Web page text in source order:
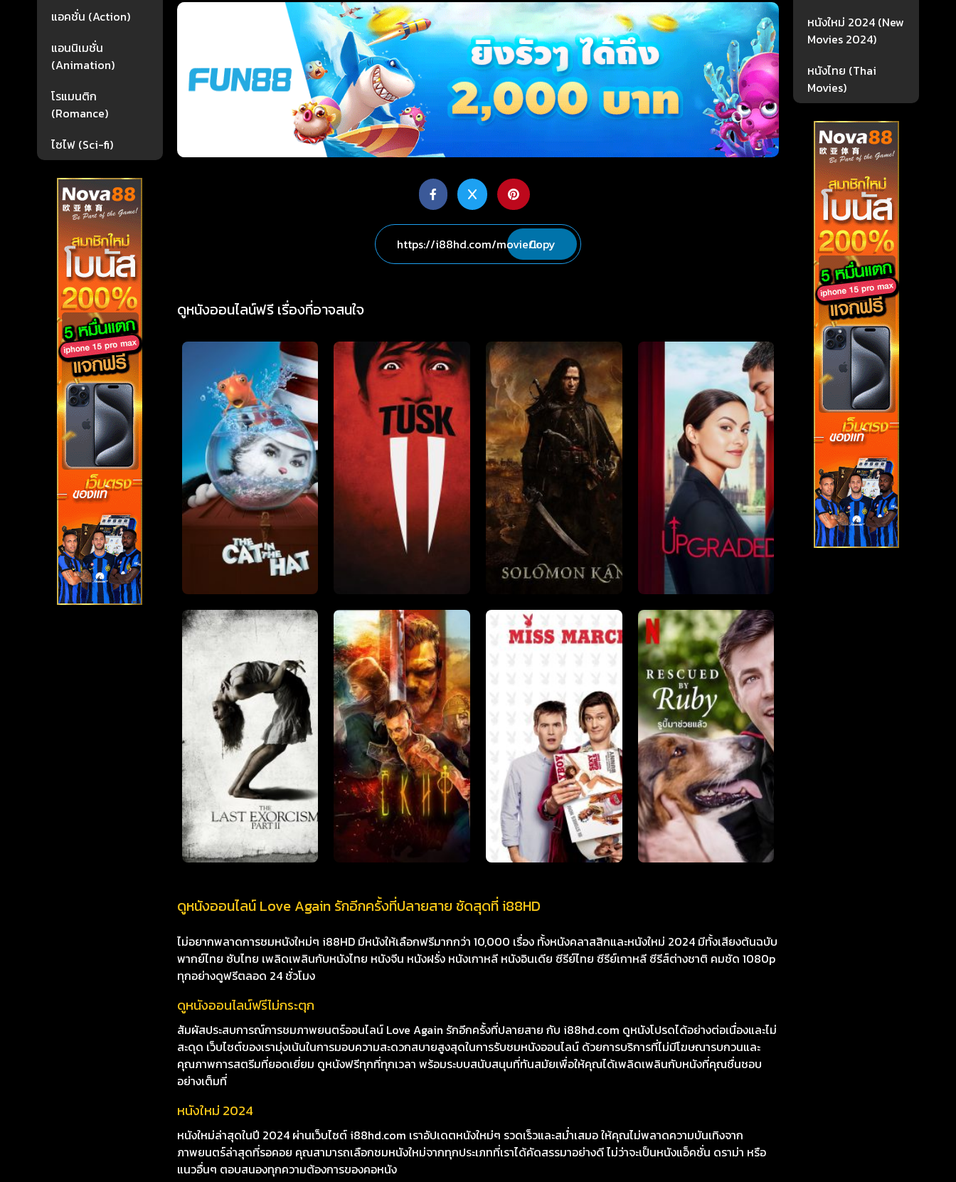
แอคชั่น (Action)
แอนนิเมชั่น
(Animation)
โรแมนติก
(Romance)
ไซไฟ (Sci-fi)
Copy
ดูหนังออนไลน์ฟรี เรื่องที่อาจสนใจ
ดูหนังออนไลน์ Love Again รักอีกครั้งที่ปลายสาย ชัดสุดที่ i88HD
ไม่อยากพลาดการชมหนังใหม่ๆ i88HD มีหนังให้เลือกฟรีมากกว่า 10,000 เรื่อง ทั้งหนังคลาสสิกและหนังใหม่ 2024 มีทั้งเสียงต้นฉบับ
พากย์ไทย ซับไทย เพลิดเพลินกับหนังไทย หนังจีน หนังฝรั่ง หนังเกาหลี หนังอินเดีย ซีรีย์ไทย ซีรีย์เกาหลี ซีรีส์ต่างชาติ คมชัด 1080p
ทุกอย่างดูฟรีตลอด 24 ชั่วโมง
ดูหนังออนไลน์ฟรีไม่กระตุก
สัมผัสประสบการณ์การชมภาพยนตร์ออนไลน์ Love Again รักอีกครั้งที่ปลายสาย กับ i88hd.com ดูหนังโปรดได้อย่างต่อเนื่องและไม่
สะดุด เว็บไซต์ของเรามุ่งเน้นในการมอบความสะดวกสบายสูงสุดในการรับชมหนังออนไลน์ ด้วยการบริการที่ไม่มีโฆษณารบกวนและ
คุณภาพการสตรีมที่ยอดเยี่ยม ดูหนังฟรีทุกที่ทุกเวลา พร้อมระบบสนับสนุนที่ทันสมัยเพื่อให้คุณได้เพลิดเพลินกับหนังที่คุณชื่นชอบ
อย่างเต็มที่
หนังใหม่ 2024
หนังใหม่ล่าสุดในปี 2024 ผ่านเว็บไซต์ i88hd.com เราอัปเดตหนังใหม่ๆ รวดเร็วและสม่ำเสมอ ให้คุณไม่พลาดความบันเทิงจาก
ภาพยนตร์ล่าสุดที่รอคอย คุณสามารถเลือกชมหนังใหม่จากทุกประเภทที่เราได้คัดสรรมาอย่างดี ไม่ว่าจะเป็นหนังแอ็คชั่น ดราม่า หรือ
แนวอื่นๆ ตอบสนองทุกความต้องการของคอหนัง
หนังใหม่ 2024 (New
Movies 2024)
หนังไทย (Thai
Movies)